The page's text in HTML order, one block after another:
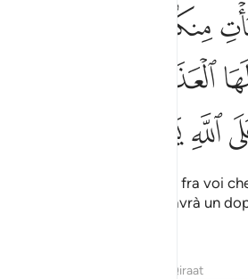
مبينة يضاعف لها العذاب ضعفين
بِفَـٰحِشَةٍۢ مُّبَيِّنَةٍۢ يُضَـٰعَفْ لَهَا ٱلْعَذَابُ
ﲾ
ﳃ
ﳉﳊ
O mogli del Profeta, quella fra voi
di una palese turpitudine, avrà un
Qiraat